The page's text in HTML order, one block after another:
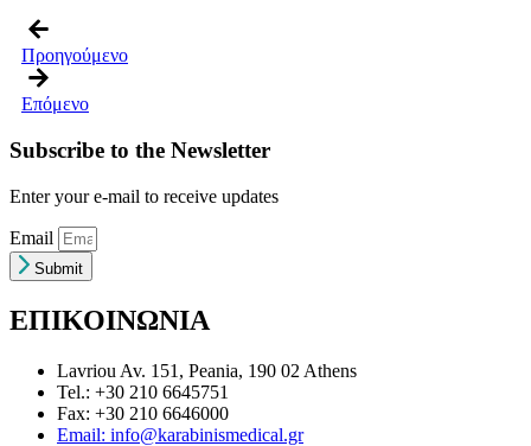
Προηγούμενο
Επόμενο
Subscribe to the Newsletter
Enter your e-mail to receive updates
Email
Submit
ΕΠΙΚΟΙΝΩΝΙΑ
Lavriou Av. 151, Peania, 190 02 Athens
Tel.: +30 210 6645751
Fax: +30 210 6646000
Email: info@karabinismedical.gr